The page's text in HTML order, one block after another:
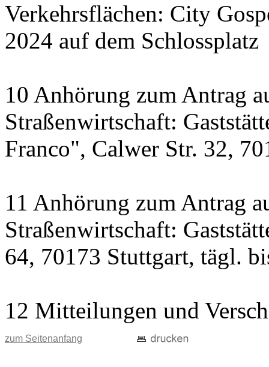
Verkehrsflächen: City
2024 auf dem Schlossplatz
10 Anhörung zum Antrag
Straßenwirtschaft:
Franco", Calwer Str. 32,
11 Anhörung zum Antrag
Straßenwirtschaft:
64, 70173 Stuttgart, tägl.
12 Mitteilungen und
zum Seitenanfang